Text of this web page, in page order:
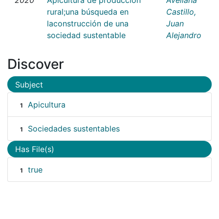
rural;una búsqueda en
laconstrucción de una
sociedad sustentable
Castillo,
Juan
Alejandro
Discover
Subject
1 Apicultura
1 Sociedades sustentables
Has File(s)
1 true